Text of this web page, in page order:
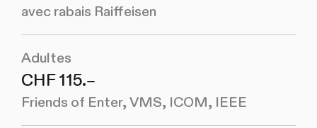
avec rabais Raiffeisen
Adultes
CHF 115.–
Friends of Enter, VMS, ICOM, IEEE